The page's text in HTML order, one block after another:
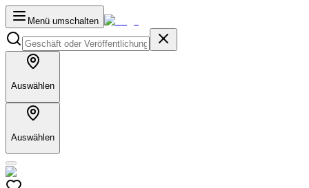
Menü umschalten
Auswählen
Auswählen